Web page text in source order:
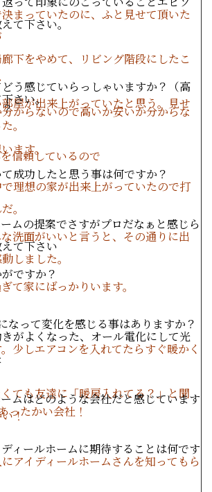
て下さい。
まっていたのに、ふと見せて頂いた
下をやめて、リビング階段にしたこ
屋が出来上がっていたと思う。見せ
。
う感じていらっしゃいますか？（高
さい。
からないので高いか安いか分からな
信頼しているので
ます。
成功したと思う事は何ですか？
理想の家が出来上がっていたので打
。
ムの提案でさすがプロだなぁと感じら
て下さい
洗面がいいと言うと、その通りに出
しました。
ですか？
て家にばっかりいます。
なって変化を感じる事はありますか？
きがよくなった、オール電化にして光
少しエアコンを入れてたらすぐ暖かく
ても友達に「暖房入れてる？」と聞
！
ムはどのような会社だと感じています
ったかい会社！
ィールホームに期待することは何です
アイディールホームさんを知ってもら